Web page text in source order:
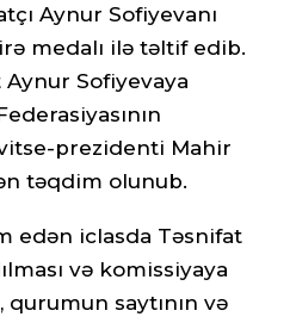
Aynur Sofiyevanı
medalı ilə təltif edib.
Aynur Sofiyevaya
prezidenti Mahir
təqdim olunub.
edən iclasda Təsnifat
və komissiyaya
saytının və